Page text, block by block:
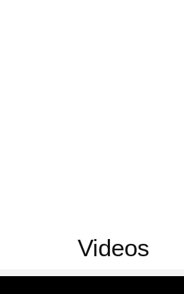
Videos